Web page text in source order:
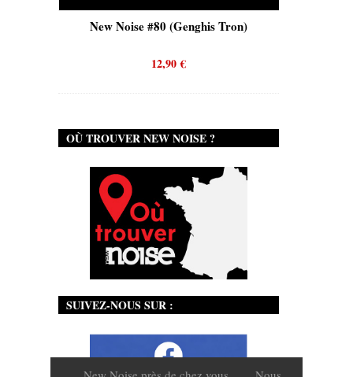
New Noise #80 (Genghis Tron)
12,90€
OÙ TROUVER NEW NOISE ?
SUIVEZ-NOUS SUR :